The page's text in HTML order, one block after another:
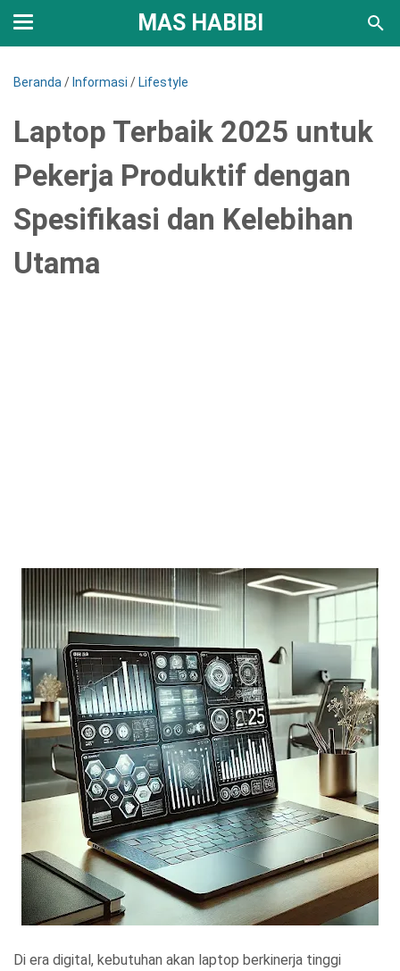
MAS HABIBI
Beranda / Informasi / Lifestyle
Laptop Terbaik 2025 untuk
Pekerja Produktif dengan
Spesifikasi dan Kelebihan
Utama
Di era digital, kebutuhan akan laptop berkinerja tinggi